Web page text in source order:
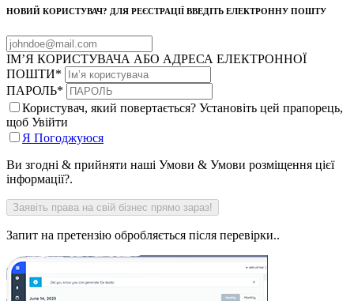
НОВИЙ КОРИСТУВАЧ? ДЛЯ РЕЄСТРАЦІЇ ВВЕДІТЬ ЕЛЕКТРОННУ ПОШТУ
ІМ’Я КОРИСТУВАЧА АБО АДРЕСА ЕЛЕКТРОННОЇ
ПОШТИ*
ПАРОЛЬ*
Користувач, який повертається? Установіть цей прапорець,
щоб Увійти
Я Погоджуюся
Ви згодні & прийняти наші Умови & Умови розміщення цієї
інформації?.
Запит на претензію обробляється після перевірки..